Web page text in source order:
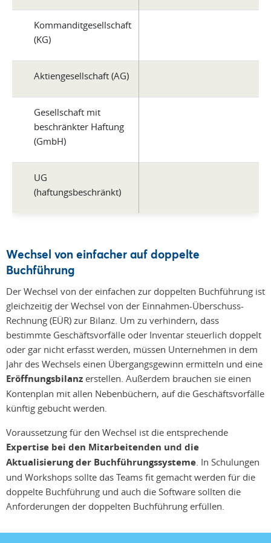
Kommanditgesellschaft
(KG)
Aktiengesellschaft (AG)
Gesellschaft mit
beschränkter Haftung
(GmbH)
UG
(haftungsbeschränkt)
Wechsel von einfacher auf doppelte
Buchführung
Der Wechsel von der einfachen zur doppelten Buchführung ist
gleichzeitig der Wechsel von der Einnahmen-Überschuss-
Rechnung (EÜR) zur Bilanz. Um zu verhindern, dass
bestimmte Geschäftsvorfälle oder Inventar steuerlich doppelt
oder gar nicht erfasst werden, müssen Unternehmen in dem
Jahr des Wechsels einen Übergangsgewinn ermitteln und eine
Eröffnungsbilanz erstellen. Außerdem brauchen sie einen
Kontenplan mit allen Nebenbüchern, auf die Geschäftsvorfälle
künftig gebucht werden.
Voraussetzung für den Wechsel ist die entsprechende
Expertise bei den Mitarbeitenden und die
Aktualisierung der Buchführungssysteme . In Schulungen
und Workshops sollte das Teams fit gemacht werden für die
doppelte Buchführung und auch die Software sollten die
Anforderungen der doppelten Buchführung erfüllen.